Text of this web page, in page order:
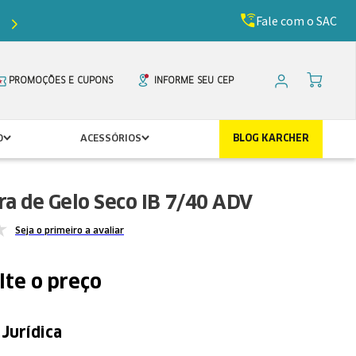
de desconto com o cupomFale com o SAC
PROMOÇÕES E CUPONS INFORME SEU CEP
ACESSÓRIOS BLOG KARCHER
de Gelo Seco IB 7/40 ADV
Seja o primeiro a avaliar
o preço
Jurídica